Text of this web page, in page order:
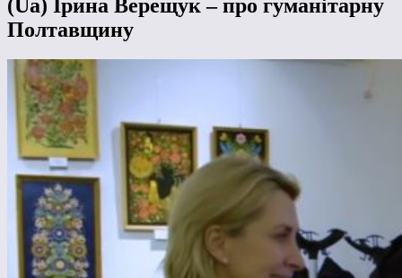
(Ua) Ірина Верещук – про гуманітарну
Полтавщину